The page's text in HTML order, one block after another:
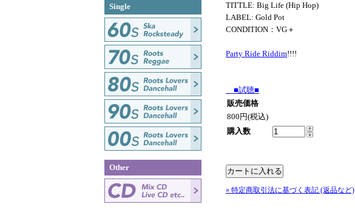
TITTLE: Big Life (Hip Hop)
LABEL: Gold Pot
CONDITION：VG＋
Party Ride Riddim!!!!
■試聴■
販売価格
800円(税込)
購入数
» 特定商取引法に基づく表記 (返品など)
Single
Other